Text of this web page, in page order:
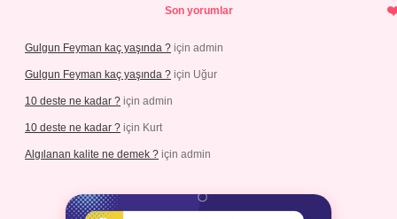
Son yorumlar
Gulgun Feyman kaç yaşında ? için admin
Gulgun Feyman kaç yaşında ? için Uğur
10 deste ne kadar ? için admin
10 deste ne kadar ? için Kurt
Algılanan kalite ne demek ? için admin